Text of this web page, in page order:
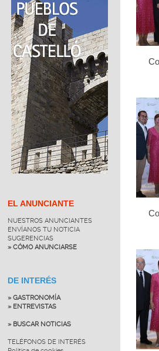
EL ANUNCIANTE
NUESTROS ANUNCIANTES
ENVÍANOS TU NOTICIA
SUGERENCIAS
» CÓMO ANUNCIARSE
DE INTERÉS
» GASTRONOMÍA
» ENTREVISTAS
» BUSCAR NOTICIAS
TELÉFONOS DE INTERÉS